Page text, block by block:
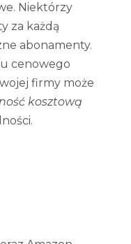
Niektórzy
za każdą
abonamenty.
cenowego
firmy może
kosztową